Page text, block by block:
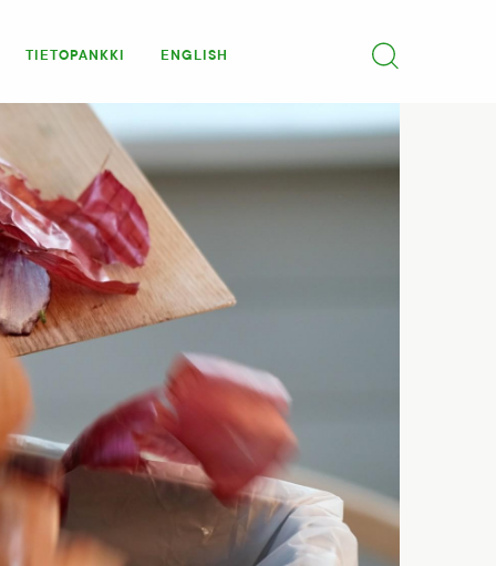
TIETOPANKKI ENGLISH